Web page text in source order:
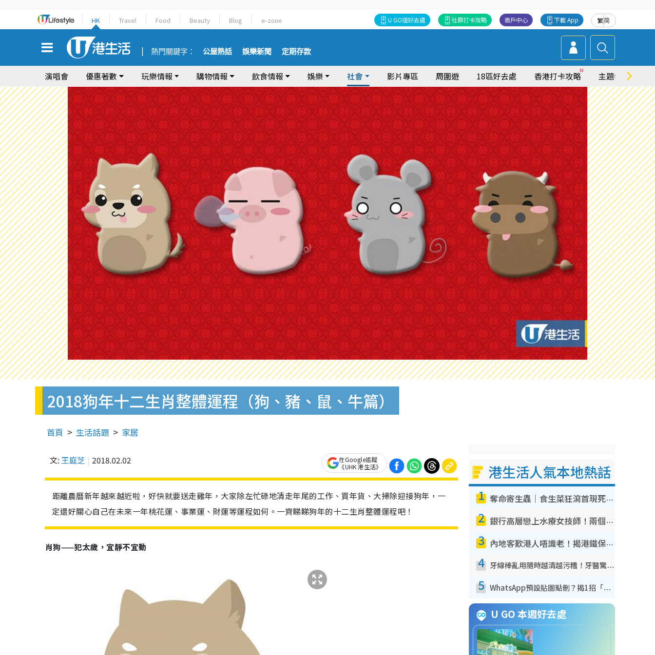
HK Travel Food Beauty Blog e-zone 繁简
下載 App
商戶中心
社群打卡攻略
U GO搵好去處
熱門關鍵字： 公屋熱話 娛樂新聞 定期存款
演唱會 優惠著數 玩樂情報 購物情報 飲食情報 娛樂 社會 影片專區 周圍遊 18區好去處 香港打卡攻略 主題特集
2018狗年十二生肖整體運程（狗、豬、鼠、牛篇）
首頁 生活話題 家居
文: 王庭芝 2018.02.02
在Google追蹤
《UHK 港生活》
距離農曆新年越來越近啦，好快就要送走雞年，大家除左忙碌地清走年尾的工作、買年貨、大掃除迎接狗年，一
定還好關心自己在未來一年桃花運、事業運、財運等運程如何。一齊睇睇狗年的十二生肖整體運程吧！
肖狗——犯太歲，宜靜不宜動
港生活人氣本地熱話
1 奪命寄生蟲｜食生菜狂瀉首現死者！疫潮惡化錄1.8萬宗病例 揭洗菜3大謬誤
2 銀行高層戀上水療女技師！兩個月借128萬驚覺「沉船」沉落火海 揭背後疑似邪教操控賣淫
3 內地客歎港人唔識老！揭港鐵保鮮級冷氣 港人求放過：咪投訴
4 牙線棒亂用隨時越清越污糟！牙醫驚揭盲目過戶細菌恐致蛀牙：呢種先係日常真保養
5 WhatsApp預設貼圖點刪？揭1招「反向操作」還原簡潔介面 附3步實測教學
U GO 本週好去處